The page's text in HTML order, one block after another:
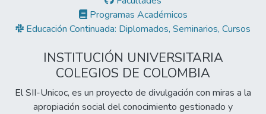
Programas Académicos
Educación Continuada: Diplomados, Seminarios, Cursos
INSTITUCIÓN UNIVERSITARIA
COLEGIOS DE COLOMBIA
El SII-Unicoc, es un proyecto de divulgación con miras a la
apropiación social del conocimiento gestionado y